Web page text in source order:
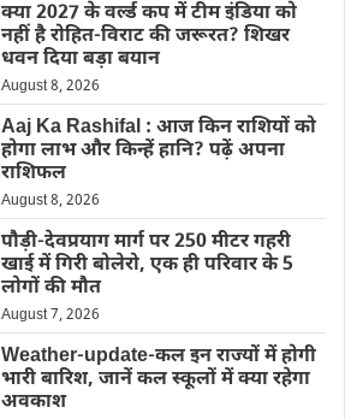
क्या 2027 के वर्ल्ड कप में टीम इंडिया को
नहीं है रोहित-विराट की जरूरत? शिखर
धवन दिया बड़ा बयान
August 8, 2026
Aaj Ka Rashifal : आज किन राशियों को
होगा लाभ और किन्हें हानि? पढ़ें अपना
राशिफल
August 8, 2026
पौड़ी-देवप्रयाग मार्ग पर 250 मीटर गहरी
खाई में गिरी बोलेरो, एक ही परिवार के 5
लोगों की मौत
August 7, 2026
Weather-update-कल इन राज्यों में होगी
भारी बारिश, जानें कल स्कूलों में क्या रहेगा
अवकाश